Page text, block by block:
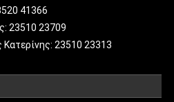
41366
23510 23709
23510 23313